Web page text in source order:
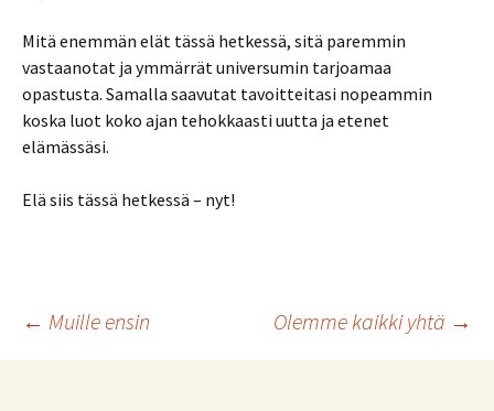
Mitä enemmän elät tässä hetkessä, sitä paremmin
vastaanotat ja ymmärrät universumin tarjoamaa
opastusta. Samalla saavutat tavoitteitasi nopeammin
koska luot koko ajan tehokkaasti uutta ja etenet
elämässäsi.
Elä siis tässä hetkessä – nyt!
Artikkelien
← Muille ensin Olemme kaikki yhtä →